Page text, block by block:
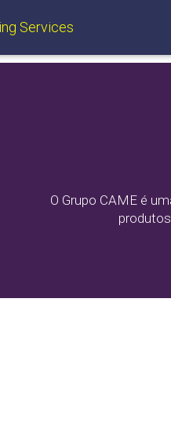
Services
O Grupo CAME é